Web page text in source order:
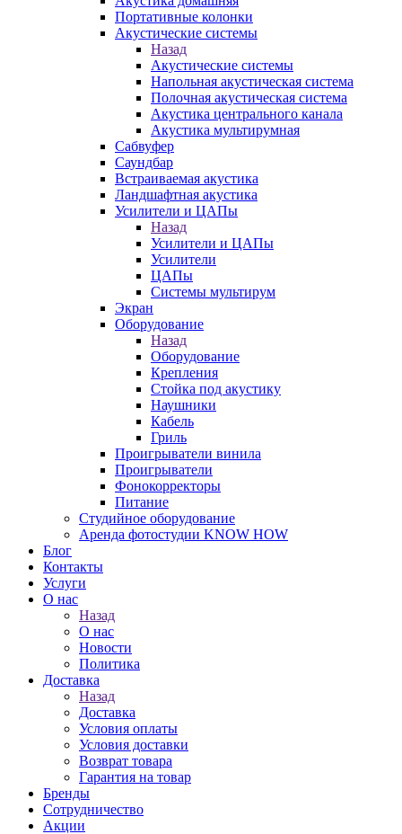
Портативные колонки
Акустические системы
Назад
Акустические системы
Напольная акустическая система
Полочная акустическая система
Акустика центрального канала
Акустика мультирумная
Сабвуфер
Саундбар
Встраиваемая акустика
Ландшафтная акустика
Усилители и ЦАПы
Назад
Усилители и ЦАПы
Усилители
ЦАПы
Системы мультирум
Экран
Оборудование
Назад
Оборудование
Крепления
Стойка под акустику
Наушники
Кабель
Гриль
Проигрыватели винила
Проигрыватели
Фонокорректоры
Питание
Студийное оборудование
Аренда фотостудии KNOW HOW
Блог
Контакты
Услуги
О нас
Назад
О нас
Новости
Политика
Доставка
Назад
Доставка
Условия оплаты
Условия доставки
Возврат товара
Гарантия на товар
Бренды
Сотрудничество
Акции